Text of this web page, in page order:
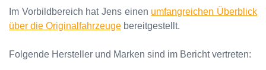
Im Vorbildbereich hat Jens einen umfangreichen Überblick
über die Originalfahrzeuge bereitgestellt.
Folgende Hersteller und Marken sind im Bericht vertreten: